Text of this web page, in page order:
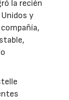
la recién
y